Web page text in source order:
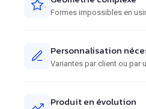
Formes impossibles en
Personnalisation
Variantes par client ou par
Produit en évolution